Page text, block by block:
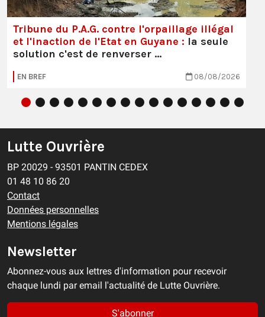
Tribune du P.A.G. contre l'orpaillage illégal
et l'inaction de l'Etat en Guyane : la seule
solution c'est de renverser …
EN BREF 08/08/2026
Lutte Ouvrière
BP 20029 - 93501 PANTIN CEDEX
01 48 10 86 20
Contact
Données personnelles
Mentions légales
Newsletter
Abonnez-vous aux lettres d'information pour recevoir
chaque lundi par email l'actualité de Lutte Ouvrière.
S'abonner